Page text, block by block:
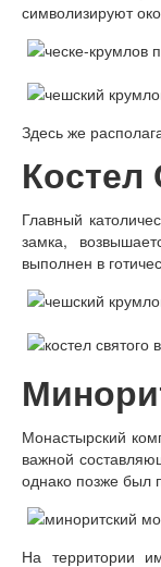
символизируют
Здесь же
Костел
Главный
замка,
выполнен в
Монастырский
важной
однако позже был
На территории